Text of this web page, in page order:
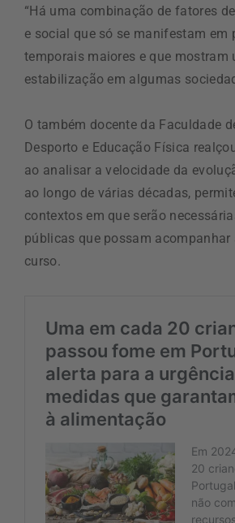
“Há uma combinação de fatores
e social que só se manifestam em
temporais maiores e que mostram
estabilização em algumas
O também docente da Faculdade
Desporto e Educação Física
ao analisar a velocidade da
ao longo de várias décadas,
contextos em que serão
públicas que possam acompanhar
curso.